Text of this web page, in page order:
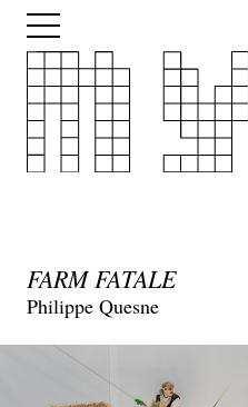
Aller
contenu
principal
Menu
FARM FATALE
Philippe Quesne